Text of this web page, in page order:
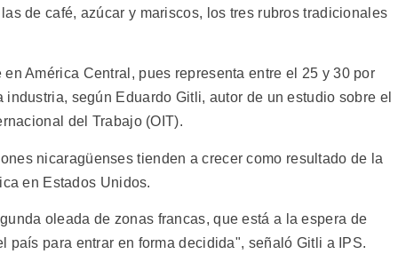
de café, azúcar y mariscos, los tres rubros tradicionales
América Central, pues representa entre el 25 y 30 por
según Eduardo Gitli, autor de un estudio sobre el
del Trabajo (OIT).
nicaragüenses tienden a crecer como resultado de la
en Estados Unidos.
oleada de zonas francas, que está a la espera de
país para entrar en forma decidida", señaló Gitli a IPS.